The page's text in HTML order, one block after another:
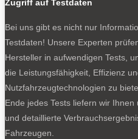
Zugriff auf Testdaten
Bei uns gibt es nicht nur
Testdaten! Unsere Experten
Hersteller in aufwendigen Tests,
die Leistungsfähigkeit, Effizienz
Nutzfahrzeugtechnologien zu
Ende jedes Tests liefern wir
und detaillierte
Fahrzeugen.